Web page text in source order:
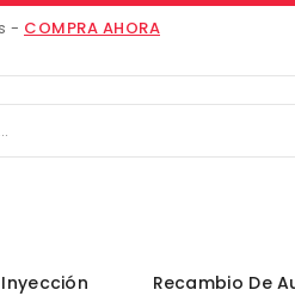
- COMPRA AHORA
Recambio De